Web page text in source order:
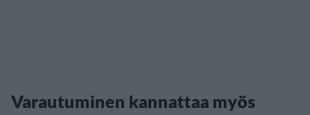
Varautuminen kannattaa myös